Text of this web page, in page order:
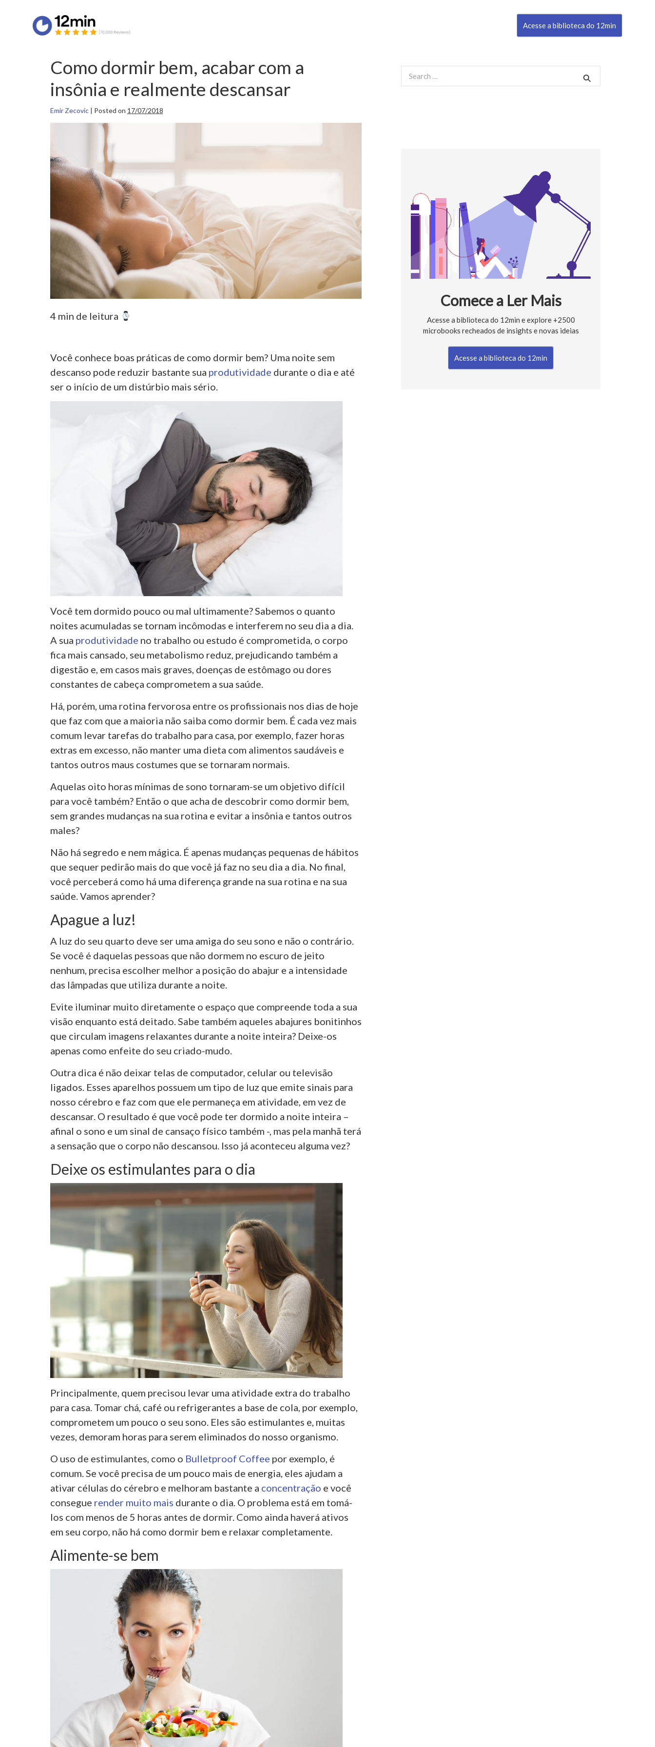
Acesse a biblioteca do 12min
Como dormir bem, acabar com a
insônia e realmente descansar
Emir Zecovic| Posted on 17/07/2018
4 min de leitura
Você conhece boas práticas de como dormir bem? Uma noite sem
descanso pode reduzir bastante sua produtividade durante o dia e até
ser o início de um distúrbio mais sério.
Você tem dormido pouco ou mal ultimamente? Sabemos o quanto
noites acumuladas se tornam incômodas e interferem no seu dia a dia.
A sua produtividade no trabalho ou estudo é comprometida, o corpo
fica mais cansado, seu metabolismo reduz, prejudicando também a
digestão e, em casos mais graves, doenças de estômago ou dores
constantes de cabeça comprometem a sua saúde.
Há, porém, uma rotina fervorosa entre os profissionais nos dias de hoje
que faz com que a maioria não saiba como dormir bem. É cada vez mais
comum levar tarefas do trabalho para casa, por exemplo, fazer horas
extras em excesso, não manter uma dieta com alimentos saudáveis e
tantos outros maus costumes que se tornaram normais.
Aquelas oito horas mínimas de sono tornaram-se um objetivo difícil
para você também? Então o que acha de descobrir como dormir bem,
sem grandes mudanças na sua rotina e evitar a insônia e tantos outros
males?
Não há segredo e nem mágica. É apenas mudanças pequenas de hábitos
que sequer pedirão mais do que você já faz no seu dia a dia. No final,
você perceberá como há uma diferença grande na sua rotina e na sua
saúde. Vamos aprender?
Apague a luz!
A luz do seu quarto deve ser uma amiga do seu sono e não o contrário.
Se você é daquelas pessoas que não dormem no escuro de jeito
nenhum, precisa escolher melhor a posição do abajur e a intensidade
das lâmpadas que utiliza durante a noite.
Evite iluminar muito diretamente o espaço que compreende toda a sua
visão enquanto está deitado. Sabe também aqueles abajures bonitinhos
que circulam imagens relaxantes durante a noite inteira? Deixe-os
apenas como enfeite do seu criado-mudo.
Outra dica é não deixar telas de computador, celular ou televisão
ligados. Esses aparelhos possuem um tipo de luz que emite sinais para
nosso cérebro e faz com que ele permaneça em atividade, em vez de
descansar. O resultado é que você pode ter dormido a noite inteira –
afinal o sono e um sinal de cansaço físico também -, mas pela manhã terá
a sensação que o corpo não descansou. Isso já aconteceu alguma vez?
Deixe os estimulantes para o dia
Principalmente, quem precisou levar uma atividade extra do trabalho
para casa. Tomar chá, café ou refrigerantes a base de cola, por exemplo,
comprometem um pouco o seu sono. Eles são estimulantes e, muitas
vezes, demoram horas para serem eliminados do nosso organismo.
O uso de estimulantes, como o Bulletproof Coffee por exemplo, é
comum. Se você precisa de um pouco mais de energia, eles ajudam a
ativar células do cérebro e melhoram bastante a concentração e você
consegue render muito mais durante o dia. O problema está em tomá-
los com menos de 5 horas antes de dormir. Como ainda haverá ativos
em seu corpo, não há como dormir bem e relaxar completamente.
Alimente-se bem
for:
Comece a Ler Mais
Acesse a biblioteca do 12min e explore +2500
microbooks recheados de insights e novas ideias
Acesse a biblioteca do 12min